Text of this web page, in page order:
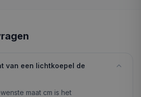
van een lichtkoepel de
maat cm is het